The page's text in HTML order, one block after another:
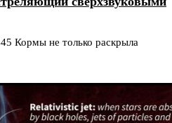
Кормы не только раскрыла